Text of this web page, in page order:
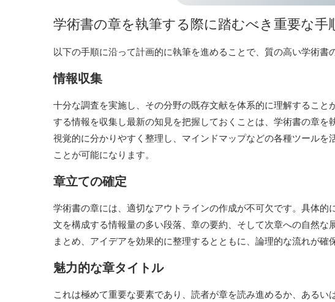
学術書の章を執筆する際に踏むべき重要な手
以下の手順に沿って計画的に執筆を進めることで、質の高い学術書
情報収集
十分な調査を実施し、その分野の既存文献を体系的に理解するこ
する情報を収集し最新の知見を把握しておくことは、学術書の章
視覚的に分かりやすく整理し、マインドマップなどの各種ツールを
ことが可能になります。
章立ての確定
学術書の章には、適切なアウトラインの作成が不可欠です。具体
文を構成する情報量の多い段落、章の要約、そして次章への自然な
まとめ、アイデアを効果的に整理するとともに、論理的な流れが確
魅力的な章タイトル
これは極めて重要な要素であり、読者が章を読み進めるか、あるい